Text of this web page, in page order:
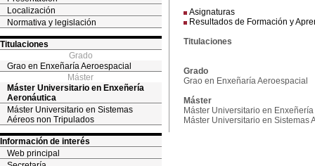
Localización
Normativa y legislación
Titulaciones
Grado
Grao en Enxeñaría Aeroespacial
Máster
Máster Universitario en Enxeñería
Aeronáutica
Máster Universitario en Sistemas
Aéreos non Tripulados
Información de interés
Web principal
Asignaturas
Resultados de Formación y
Titulaciones
Grado
Grao en Enxeñaría Aeroespacial
Máster
Máster Universitario en
Máster Universitario en Sistemas